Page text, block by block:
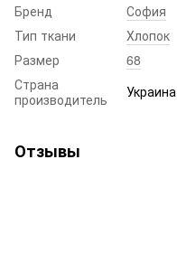
Бренд
София
Тип ткани
Хлопок
Размер
68
Страна
производитель
Украина
Отзывы